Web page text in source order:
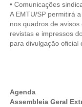
• Comunicações
A EMTU/SP permitirá
nos quadros de
revistas e impressos
para divulgação oficial
Agenda
Assembleia Geral